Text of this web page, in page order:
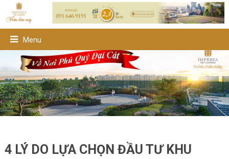
Menu
4 LÝ DO LỰA CHỌN ĐẦU TƯ KHU